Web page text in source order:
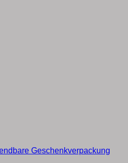
Geschenkverpackung